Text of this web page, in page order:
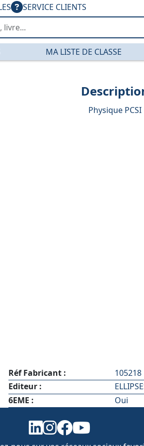
SERVICE CLIENTS
MA LISTE DE CLASSE
Physique PCSI
Réf Fabricant :
105218
Editeur :
6EME :
Oui